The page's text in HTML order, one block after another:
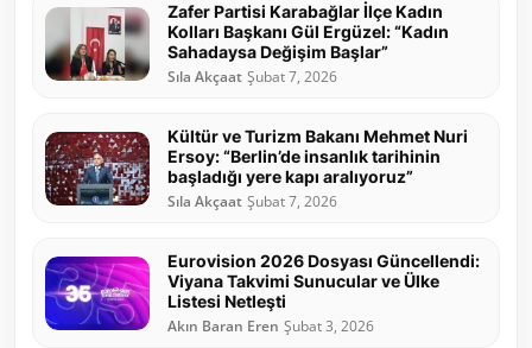
Zafer Partisi Karabağlar İlçe Kadın
Kolları Başkanı Gül Ergüzel: “Kadın
Sahadaysa Değişim Başlar”
Sıla Akçaat Şubat 7, 2026
Kültür ve Turizm Bakanı Mehmet Nuri
Ersoy: “Berlin’de insanlık tarihinin
başladığı yere kapı aralıyoruz”
Sıla Akçaat Şubat 7, 2026
Eurovision 2026 Dosyası Güncellendi:
Viyana Takvimi Sunucular ve Ülke
Listesi Netleşti
Akın Baran Eren Şubat 3, 2026